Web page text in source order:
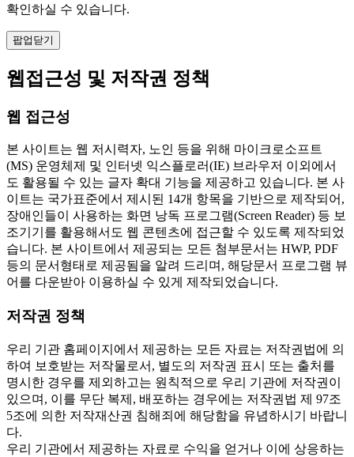
확인하실 수 있습니다.
팝업닫기
웹접근성 및 저작권 정책
웹 접근성
본 사이트는 웹 저시력자, 노인 등을 위해 마이크로소프트
(MS) 운영체제 및 인터넷 익스플로러(IE) 브라우저 이외에서
도 활용될 수 있는 글자 확대 기능을 제공하고 있습니다. 본 사
이트는 국가표준에서 제시된 14개 항목을 기반으로 제작되어,
장애인들이 사용하는 화면 낭독 프로그램(Screen Reader) 등 보
조기기를 활용해서도 웹 콘텐츠에 접근할 수 있도록 제작되었
습니다. 본 사이트에서 제공되는 모든 첨부문서는 HWP, PDF
등의 문서형태로 제공됨을 알려 드리며, 해당문서 프로그램 뷰
어를 다운받아 이용하실 수 있게 제작되었습니다.
저작권 정책
우리 기관 홈페이지에서 제공하는 모든 자료는 저작권법에 의
하여 보호받는 저작물로서, 별도의 저작권 표시 또는 출처를
명시한 경우를 제외하고는 원칙적으로 우리 기관에 저작권이
있으며, 이를 무단 복제, 배포하는 경우에는 저작권법 제 97조
5조에 의한 저작재산권 침해죄에 해당함을 유념하시기 바랍니
다.
우리 기관에서 제공하는 자료로 수익을 얻거나 이에 상응하는